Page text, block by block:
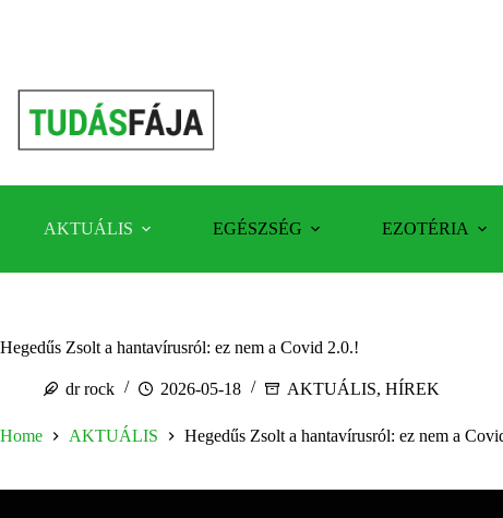
AKTUÁLIS EGÉSZSÉG EZOTÉRIA
Hegedűs Zsolt a hantavírusról: ez nem a Covid 2.0.!
dr rock 2026-05-18 AKTUÁLIS, HÍREK
Home AKTUÁLIS Hegedűs Zsolt a hantavírusról: ez nem a